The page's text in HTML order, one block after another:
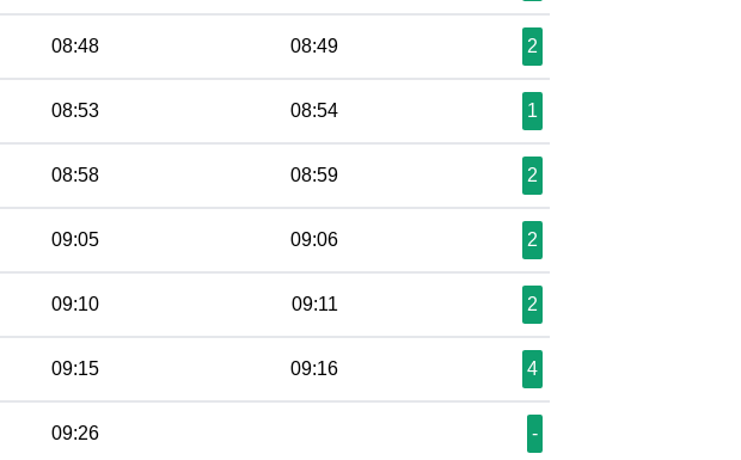
08:48 08:49 2
08:53 08:54 1
08:58 08:59 2
09:05 09:06 2
09:10 09:11 2
09:15 09:16 4
09:26 -